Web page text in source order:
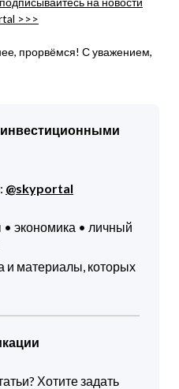
>>>
прорвёмся! С уважением,
@skyportal
экономика • личный
и материалы, которых
Хотите задать